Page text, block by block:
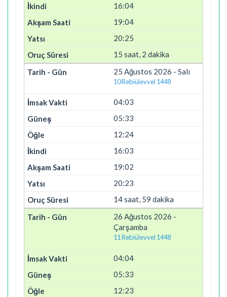
16:04
19:04
20:25
15 saat, 2 dakika
25 Ağustos 2026 - Salı
10 Rebiülevvel 1448
04:03
05:33
12:24
16:03
19:02
20:23
14 saat, 59 dakika
26 Ağustos 2026 -
Çarşamba
11 Rebiülevvel 1448
04:04
05:33
12:23